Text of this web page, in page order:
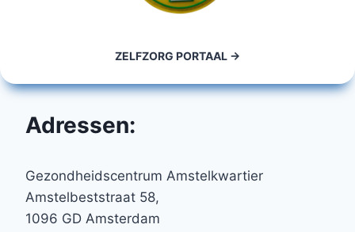
ZELFZORG PORTAAL ->
Adressen:
Gezondheidscentrum Amstelkwartier
Amstelbeststraat 58,
1096 GD Amsterdam